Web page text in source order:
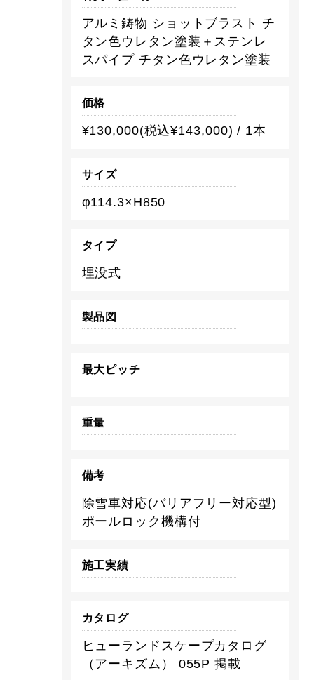
アルミ鋳物 ショットブラスト チ
タン色ウレタン塗装＋ステンレ
スパイプ チタン色ウレタン塗装
価格
¥130,000(税込¥143,000) / 1本
サイズ
φ114.3×H850
タイプ
埋没式
製品図
最大ピッチ
重量
備考
除雪車対応(バリアフリー対応型)
ポールロック機構付
施工実績
カタログ
ヒューランドスケープカタログ
（アーキズム） 055P 掲載